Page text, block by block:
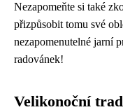
Nezapomeňte si také
přizpůsobit tomu své
nezapomenutelné jarní
radovánek!
Velikonoční